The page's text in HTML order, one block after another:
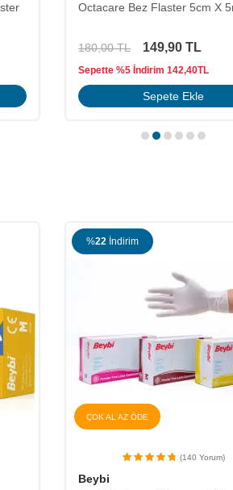
Seyitler Enjeksiyon Bandı
46,03TL 35,90TL
Sepete Ekle
%22 İndirim
ÇOK AL AZ ÖDE
(140 Yorum)
Beybi